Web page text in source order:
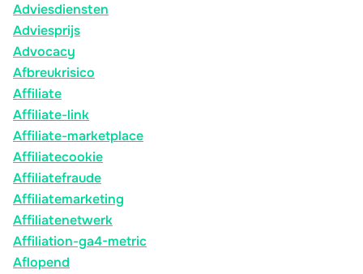
Adviesdiensten
Adviesprijs
Advocacy
Afbreukrisico
Affiliate
Affiliate-link
Affiliate-marketplace
Affiliatecookie
Affiliatefraude
Affiliatemarketing
Affiliatenetwerk
Affiliation-ga4-metric
Aflopend